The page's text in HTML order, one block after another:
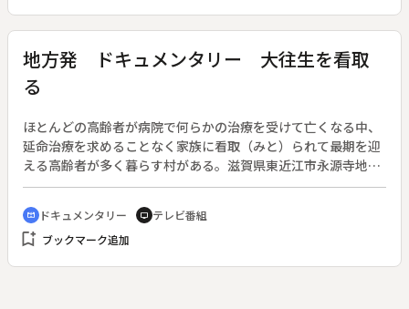
に立ちたいとの思いから無料で一般に公開している。このマイ
ボイスを使えば、声を失った後もかつての自分の声でコミュニ
ケーションを取ることができる。◆「声」を残すことで、人は
いかに生きられるのか。ＡＬＳで声を失った女性患者や、今ま
声の持つ尊厳やマイボイスの意義、多くの支援を必要とする難
病患者の現状を伝える。
地方発 ドキュメンタリー 大往生を看取
る
ほとんどの高齢者が病院で何らかの治療を受けて亡くなる中、
延命治療を求めることなく家族に看取（みと）られて最期を迎
える高齢者が多く暮らす村がある。滋賀県東近江市永源寺地区
だ。延命治療に頼って少しでも長く生きるより、最期まで家族
と共にふだんと変わらない生活を送ることを優先する村の人た
ち。最期を看取ることで死と向き合うきっかけを得る家族。命
のバトンが受け継がれていく、村の大往生を見つめる。
cinematic_blur ドキュメンタリー tv テレビ番組
bookmark_add ブックマーク追加